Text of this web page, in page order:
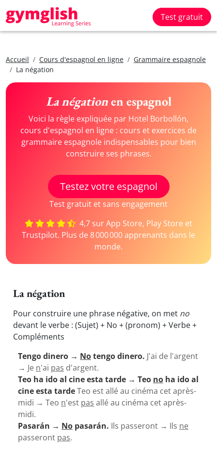
Test gratuit
Accueil Cours d'espagnol en ligne
Grammaire espagnole
La négation
La négationen espagnol
Voici la règle expliquée par Hotel Borbollón,
cours d'espagnol en ligne : cours et exercices de
grammaire espagnole indispensables pour bien
construire ses phrases.
Testez votre espagnol
Test gratuit et sans engagement
4,7 sur App Store, Play Store et
Trustpilot. Plus de 8 000 000 apprenants dans le
monde.
La négation
Pour construire une phrase négative, on met no
devant le verbe : (Sujet) + No + (pronom) + Verbe +
Compléments
Tengo dinero → Notengo dinero. J'ai de l'argent
→ Je n'ai pas d'argent.
Teo ha ido al cine esta tarde → Teo no ha ido al
cine esta tardeTeo est allé au cinéma cet après-
midi → Teo n'est pas allé au cinéma cet après-
midi.
Pasarán → No pasarán. Ils passeront → Ils ne
passeront pas.